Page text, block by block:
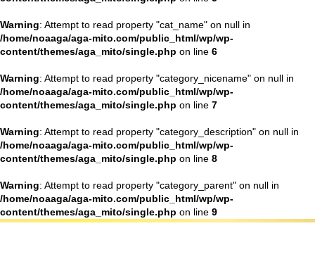
Warning: Attempt to read property "cat_name" on null in
/home/noaaga/aga-mito.com/public_html/wp/wp-
content/themes/aga_mito/single.php on line 6
Warning: Attempt to read property "category_nicename" on null in
/home/noaaga/aga-mito.com/public_html/wp/wp-
content/themes/aga_mito/single.php on line 7
Warning: Attempt to read property "category_description" on null in
/home/noaaga/aga-mito.com/public_html/wp/wp-
content/themes/aga_mito/single.php on line 8
Warning: Attempt to read property "category_parent" on null in
/home/noaaga/aga-mito.com/public_html/wp/wp-
content/themes/aga_mito/single.php on line 9